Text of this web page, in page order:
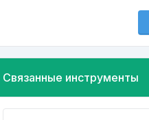
Связанные инструменты